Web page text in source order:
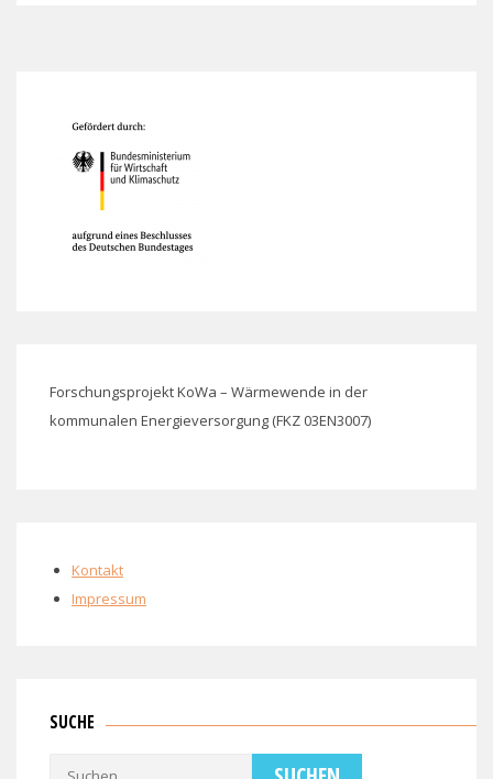
Forschungsprojekt KoWa – Wärmewende in der
kommunalen Energieversorgung (FKZ 03EN3007)
Kontakt
Impressum
SUCHE
Suchen